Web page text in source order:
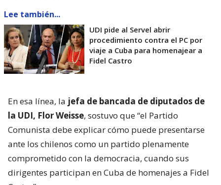
Lee también...
UDI pide al Servel abrir
procedimiento contra el PC por
viaje a Cuba para homenajear a
Fidel Castro
En esa línea, la jefa de bancada de diputados de
la UDI, Flor Weisse, sostuvo que “el Partido
Comunista debe explicar cómo puede presentarse
ante los chilenos como un partido plenamente
comprometido con la democracia, cuando sus
dirigentes participan en Cuba de homenajes a Fidel